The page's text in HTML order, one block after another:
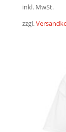
inkl. MwSt.
zzgl.